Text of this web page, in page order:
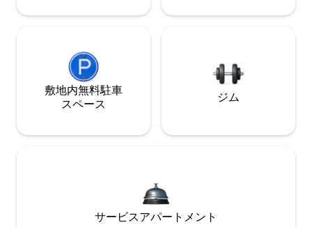
敷地内無料駐⁠車
ス⁠ペ⁠ー⁠ス
ジム
サービスアパートメント